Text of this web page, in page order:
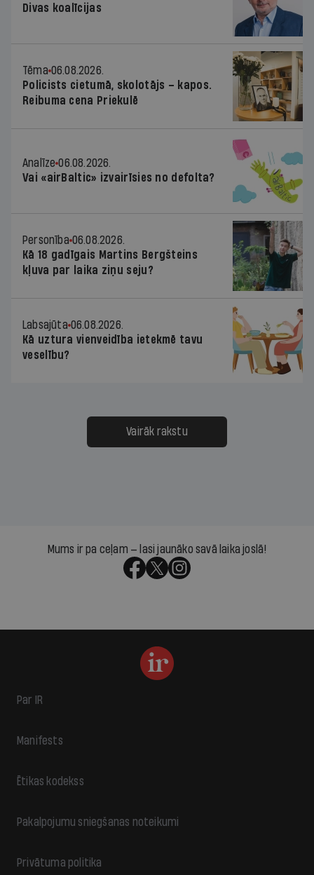
Divas koalīcijas
Tēma 06.08.2026.
Policists cietumā, skolotājs – kapos.
Reibuma cena Priekulē
Analīze 06.08.2026.
Vai «airBaltic» izvairīsies no defolta?
Personība 06.08.2026.
Kā 18 gadīgais Martins Bergšteins
kļuva par laika ziņu seju?
Labsajūta 06.08.2026.
Kā uztura vienveidība ietekmē tavu
veselību?
Vairāk rakstu
Mums ir pa ceļam — lasi jaunāko savā laika joslā!
Par IR
Manifests
Ētikas kodekss
Pakalpojumu sniegšanas noteikumi
Privātuma politika